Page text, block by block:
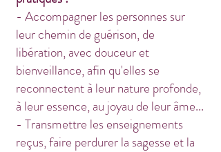
- Accompagner les personnes sur
leur chemin de guérison, de
libération, avec douceur et
bienveillance, afin qu'elles se
reconnectent à leur nature profonde,
à leur essence, au joyau de leur âme...
- Transmettre les enseignements
reçus, faire perdurer la sagesse et la